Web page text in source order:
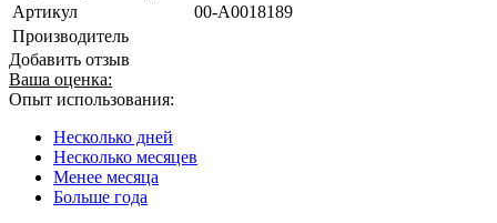
Артикул
00-А0018189
Производитель
Добавить отзыв
Ваша оценка:
Опыт использования:
Несколько дней
Несколько месяцев
Менее месяца
Больше года